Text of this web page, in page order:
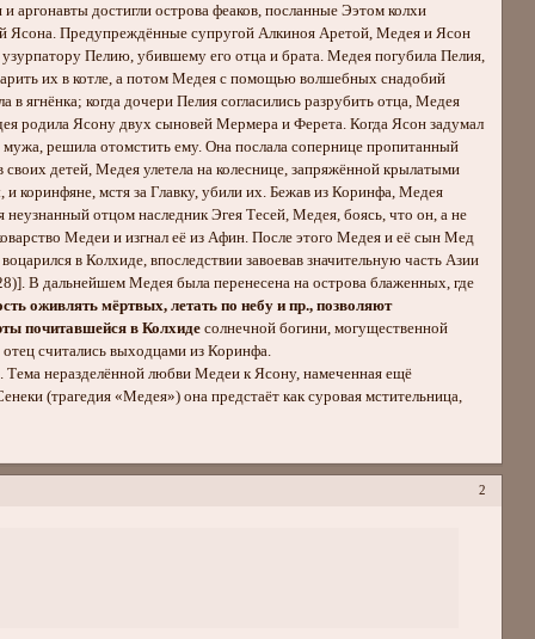
аргонавты достигли острова феаков, посланные Ээтом колхи
Ясона. Предупреждённые супругой Алкиноя Аретой, Медея и Ясон
Пелию, убившему его отца и брата. Медея погубила Пелия,
их в котле, а потом Медея с помощью волшебных снадобий
в ягнёнка; когда дочери Пелия согласились разрубить отца, Медея
родила Ясону двух сыновей Мермера и Ферета. Когда Ясон задумал
решила отомстить ему. Она послала сопернице пропитанный
детей, Медея улетела на колеснице, запряжённой крылатыми
коринфяне, мстя за Главку, убили их. Бежав из Коринфа, Медея
отцом наследник Эгея Тесей, Медея, боясь, что он, а не
Медеи и изгнал её из Афин. После этого Медея и её сын Мед
в Колхиде, впоследствии завоевав значительную часть Азии
В дальнейшем Медея была перенесена на острова блаженных, где
оживлять мёртвых, летать по небу и пр., позволяют
почитавшейся в Колхидесолнечной богини, могущественной
считались выходцами из Коринфа.
Тема неразделённой любви Медеи к Ясону, намеченная ещё
(трагедия «Медея») она предстаёт как суровая мстительница,
2